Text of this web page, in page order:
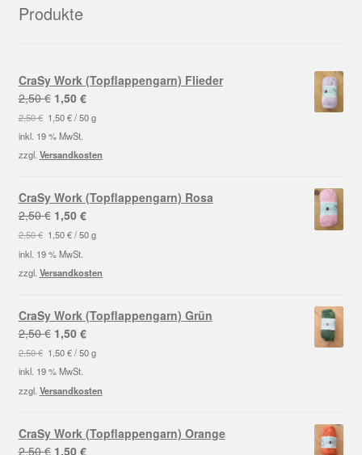
Produkte
CraSy Work (Topflappengarn) Flieder
2,50€ Ursprünglicher
Preis
war:
2,50 €
1,50 €Aktueller
Preis
1,50 €.
2,50€ 1,50€/50 g
inkl. 19 % MwSt.
zzgl. Versandkosten
CraSy Work (Topflappengarn) Rosa
2,50€ Ursprünglicher
Preis
war:
2,50 €
1,50 €Aktueller
Preis
1,50 €.
2,50€ 1,50€/50 g
inkl. 19 % MwSt.
zzgl. Versandkosten
CraSy Work (Topflappengarn) Grün
2,50€ Ursprünglicher
Preis
war:
2,50 €
1,50 €Aktueller
Preis
1,50 €.
2,50€ 1,50€/50 g
inkl. 19 % MwSt.
zzgl. Versandkosten
CraSy Work (Topflappengarn) Orange
2,50€ Ursprünglicher
1,50 €Aktueller